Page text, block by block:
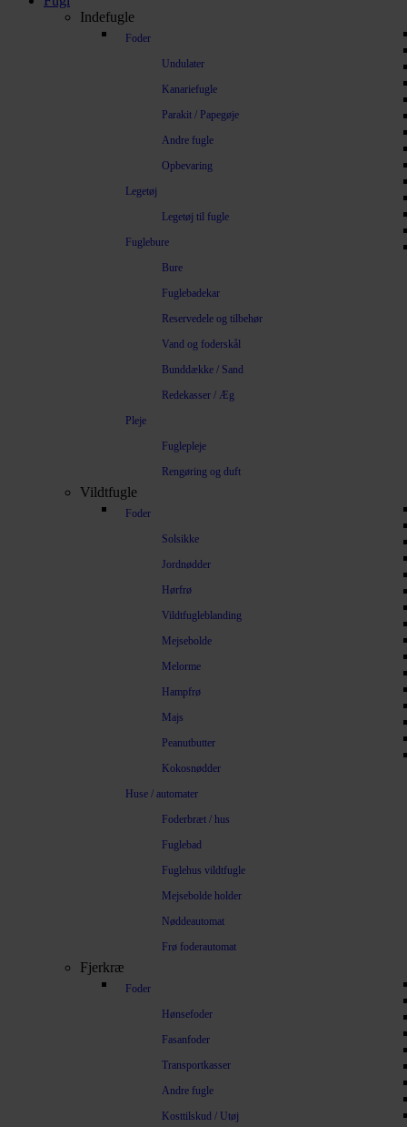
Indefugle
Foder
Undulater
Kanariefugle
Parakit / Papegøje
Andre fugle
Opbevaring
Legetøj
Legetøj til fugle
Fuglebure
Bure
Fuglebadekar
Reservedele og tilbehør
Vand og foderskål
Bunddække / Sand
Redekasser / Æg
Pleje
Fuglepleje
Rengøring og duft
Vildtfugle
Foder
Solsikke
Jordnødder
Hørfrø
Vildtfugleblanding
Mejsebolde
Melorme
Hampfrø
Majs
Peanutbutter
Kokosnødder
Huse / automater
Foderbræt / hus
Fuglebad
Fuglehus vildtfugle
Mejsebolde holder
Nøddeautomat
Frø foderautomat
Fjerkræ
Foder
Hønsefoder
Fasanfoder
Transportkasser
Andre fugle
Kosttilskud / Utøj